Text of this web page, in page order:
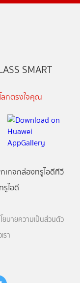
SMART
ลกตรงใจคุณ
เกจกล่องทรูไอดีทีวี
รูไอดี
ยบายความเป็นส่วนตัว
รา